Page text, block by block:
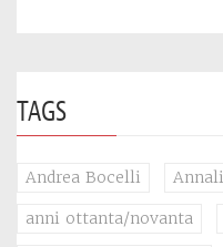
TAGS
Andrea Bocelli
anni ottanta/novanta